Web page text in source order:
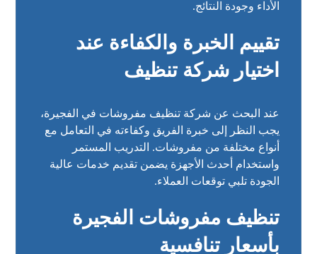
الأداء وجودة النتائج.
تقييم الخبرة والكفاءة عند
اختيار شركة تنظيف
عند البحث عن شركة تنظيف مفروشات في الفجيرة،
يجب النظر إلى خبرة الفريق وكفاءته في التعامل مع
أنواع مختلفة من مفروشات. التدريب المستمر
واستخدام أحدث الأجهزة يضمن تقديم خدمات عالية
الجودة تلبي توقعات العملاء.
تنظيف مفروشات الفجيرة
بأسعار تنافسية